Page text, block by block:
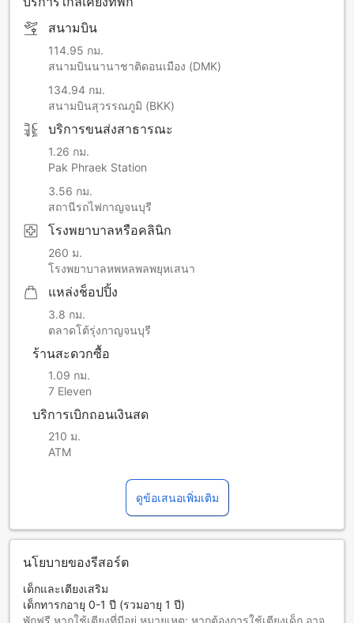
สนามบิน
114.95 กม.
สนามบินนานาชาติดอนเมือง (DMK)
134.94 กม.
สนามบินสุวรรณภูมิ (BKK)
บริการขนส่งสาธารณะ
1.26 กม.
Pak Phraek Station
3.56 กม.
สถานีรถไฟกาญจนบุรี
โรงพยาบาลหรือคลินิก
260 ม.
โรงพยาบาลหพหลพลพยุหเสนา
แหล่งช็อปปิ้ง
3.8 กม.
ตลาดโต้รุ่งกาญจนบุรี
ร้านสะดวกซื้อ
1.09 กม.
7 Eleven
บริการเบิกถอนเงินสด
210 ม.
ATM
ดูข้อเสนอเพิ่มเติม
นโยบายของรีสอร์ต
เด็กและเตียงเสริม
เด็กทารกอายุ 0-1 ปี (รวมอายุ 1 ปี)
พักฟรี หากใช้เตียงที่มีอยู่ หมายเหตุ: หากต้องการใช้เตียงเด็ก อาจ